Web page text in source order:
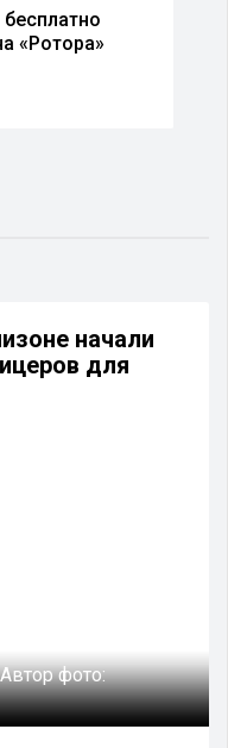
«Ротора»
начали
для
Автор фото: